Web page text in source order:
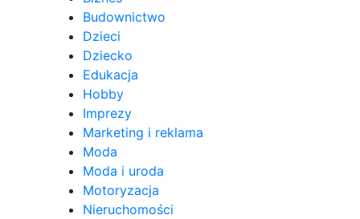
Budownictwo
Dzieci
Dziecko
Edukacja
Hobby
Imprezy
Marketing i reklama
Moda
Moda i uroda
Motoryzacja
Nieruchomości